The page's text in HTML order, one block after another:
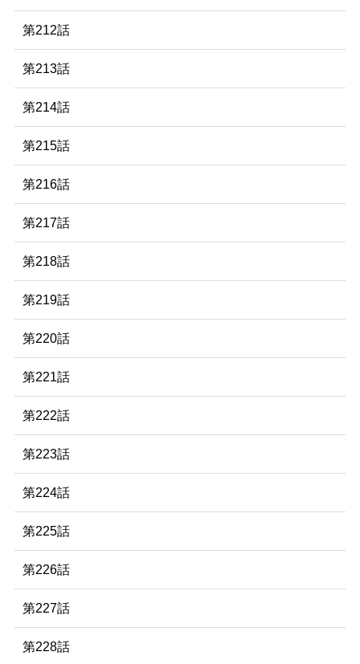
第212話
第213話
第214話
第215話
第216話
第217話
第218話
第219話
第220話
第221話
第222話
第223話
第224話
第225話
第226話
第227話
第228話